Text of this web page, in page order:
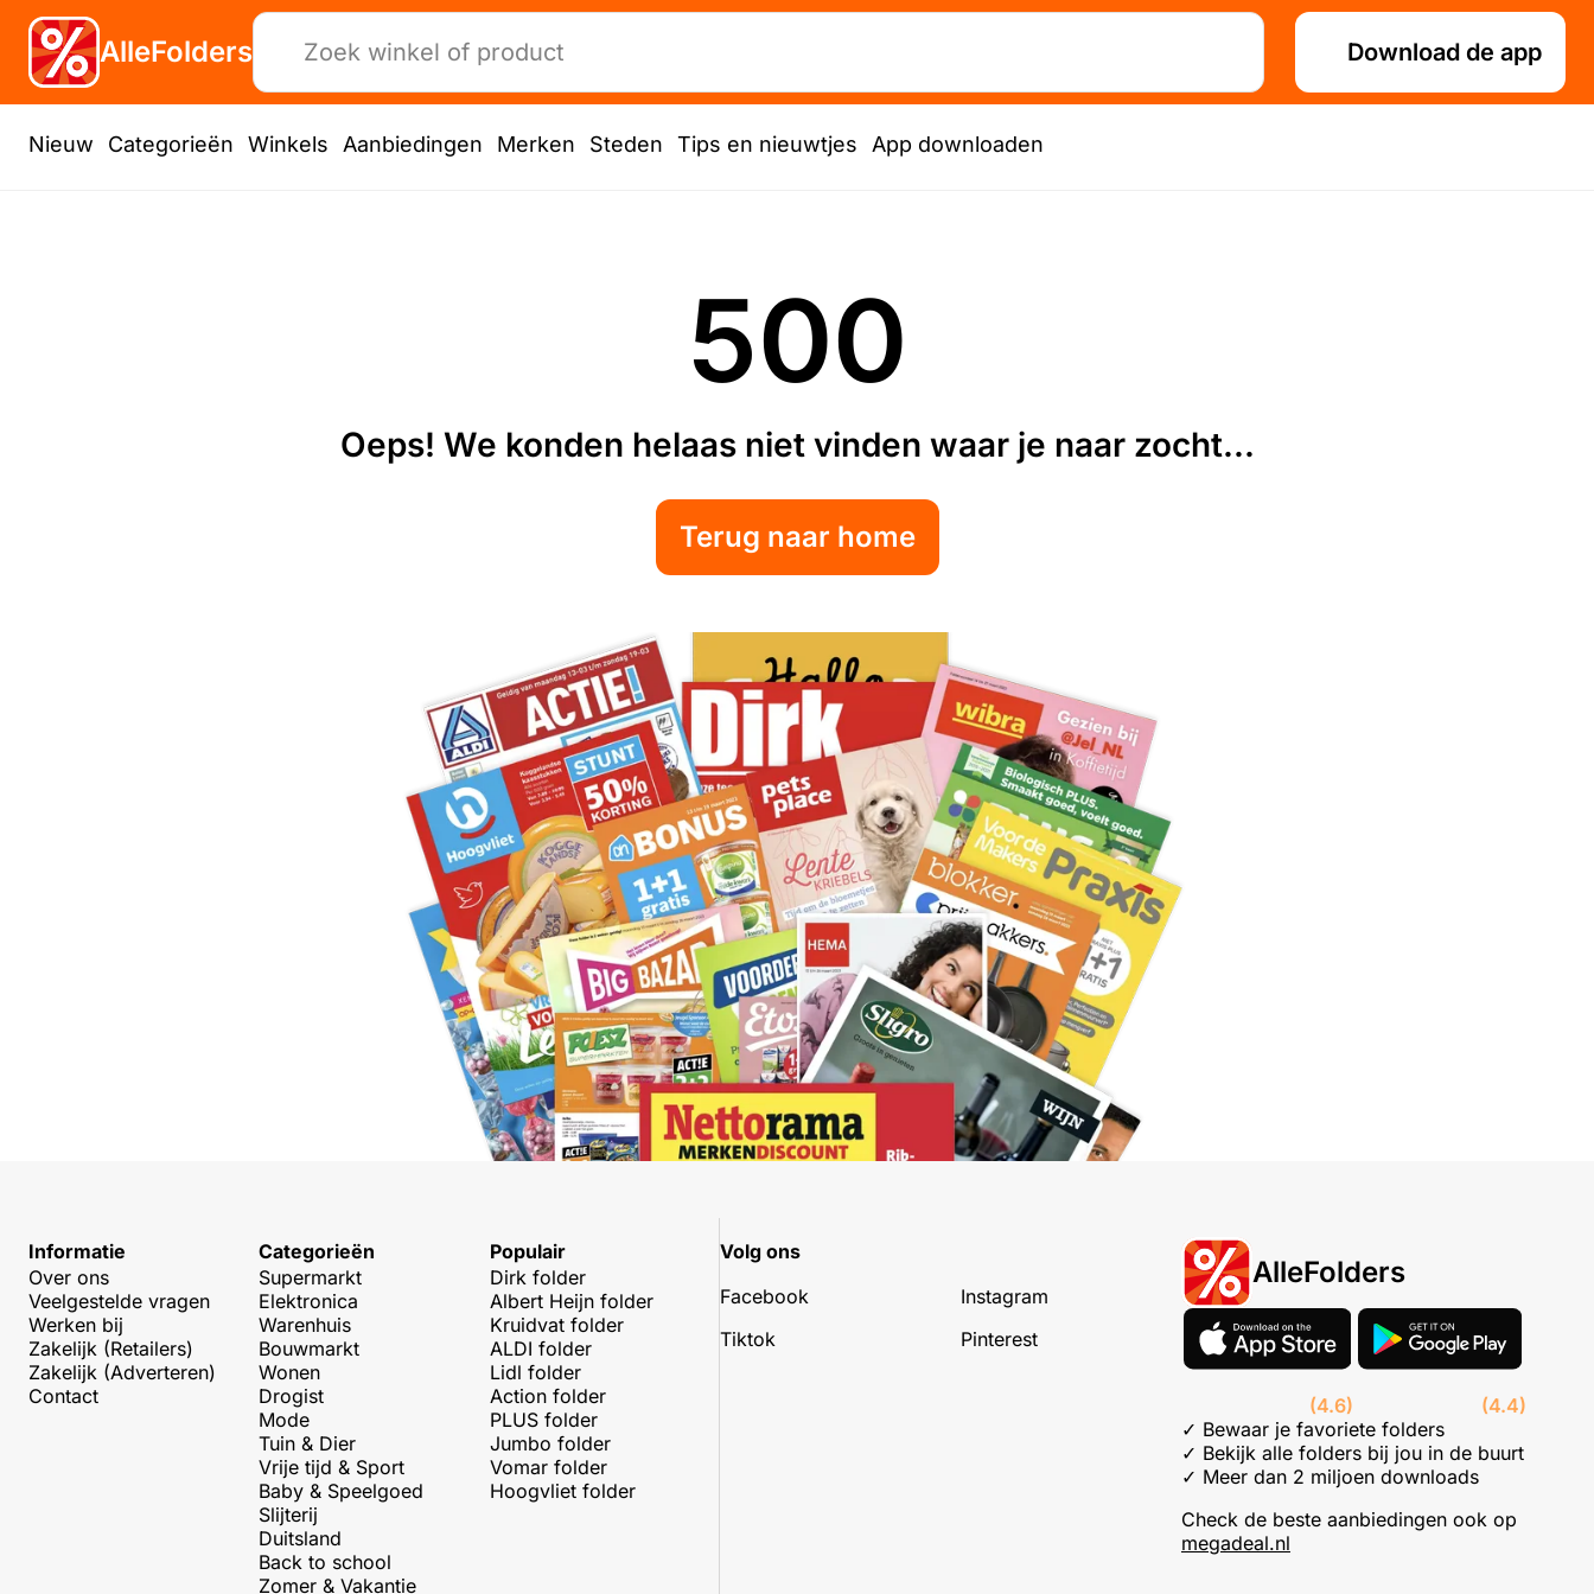
AlleFolders Download de app
Nieuw Categorieën Winkels Aanbiedingen Merken Steden Tips en nieuwtjes App downloaden
500
Oeps! We konden helaas niet vinden waar je naar zocht...
Terug naar home
Informatie
Over ons
Veelgestelde vragen
Werken bij
Zakelijk (Retailers)
Zakelijk (Adverteren)
Contact
Categorieën
Supermarkt
Elektronica
Warenhuis
Bouwmarkt
Wonen
Drogist
Mode
Tuin & Dier
Vrije tijd & Sport
Baby & Speelgoed
Slijterij
Duitsland
Back to school
Zomer & Vakantie
Populair
Dirk folder
Albert Heijn folder
Kruidvat folder
ALDI folder
Lidl folder
Action folder
PLUS folder
Jumbo folder
Vomar folder
Hoogvliet folder
Volg ons
Facebook
Instagram
Tiktok
Pinterest
AlleFolders
(4.6)
(4.4)
✓ Bewaar je favoriete folders
✓ Bekijk alle folders bij jou in de buurt
✓ Meer dan 2 miljoen downloads
Check de beste aanbiedingen ook op
megadeal.nl